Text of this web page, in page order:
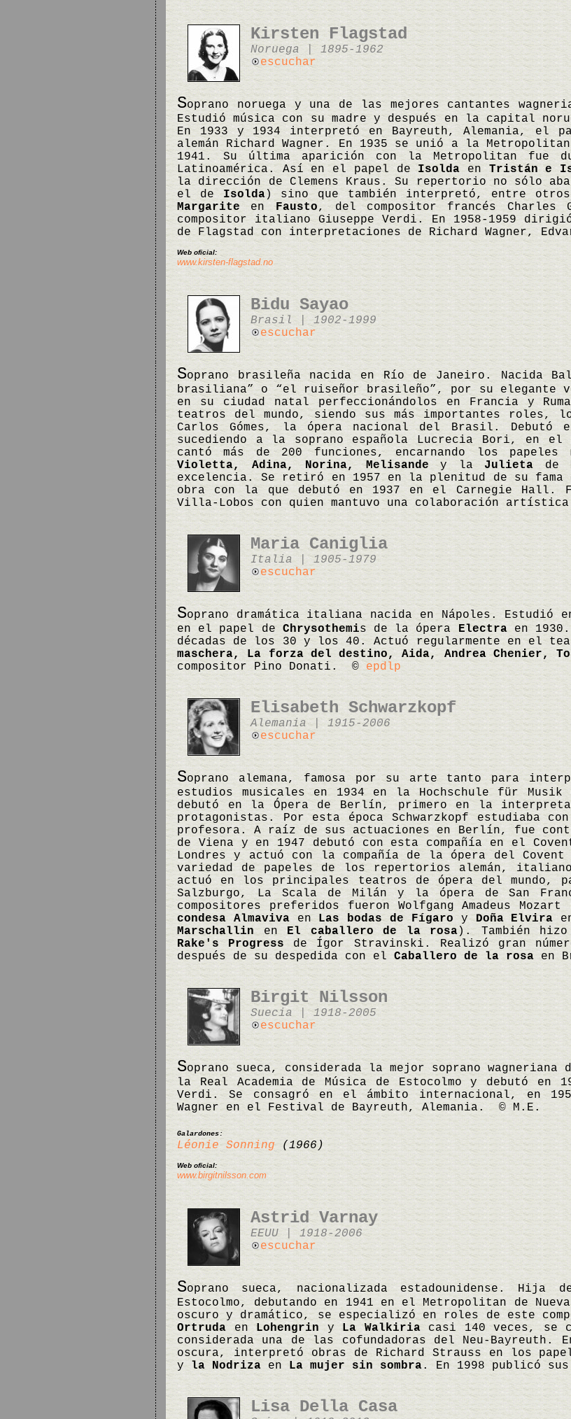
Kirsten Flagstad
Noruega | 1895-1962
escuchar
Soprano noruega y una de las mejores cantantes
Estudió música con su madre y después en la capital
En 1933 y 1934 interpretó en Bayreuth, Alemania, el
alemán Richard Wagner. En 1935 se unió a la Metropolitan
1941. Su última aparición con la Metropolitan fue
Latinoamérica. Así en el papel deIsolda en Tristán e
la dirección de Clemens Kraus. Su repertorio no sólo
el deIsolda) sino que también interpretó, entre
Margarite enFausto, del compositor francés Charles
compositor italiano Giuseppe Verdi. En 1958-1959
de Flagstad con interpretaciones de Richard Wagner,
Web oficial:
www.kirsten-flagstad.no
Bidu Sayao
Brasil | 1902-1999
escuchar
Soprano brasileña nacida en Río de Janeiro. Nacida
brasiliana” o “el ruiseñor brasileño”, por su elegante
en su ciudad natal perfeccionándolos en Francia y
teatros del mundo, siendo sus más importantes roles,
Carlos Gómes, la ópera nacional del Brasil. Debutó
sucediendo a la soprano española Lucrecia Bori, en
cantó más de 200 funciones, encarnando los papeles
Violetta, Adina, Norina, Melisande y la Julieta de
excelencia. Se retiró en 1957 en la plenitud de su fama
obra con la que debutó en 1937 en el Carnegie
Villa-Lobos con quien mantuvo una colaboración
Maria Caniglia
Italia | 1905-1979
escuchar
Soprano dramática italiana nacida en Nápoles. Estudió
en el papel de Chrysothemis de la ópera Electraen
décadas de los 30 y los 40. Actuó regularmente en el
maschera, La forza del destino, Aida, Andrea Chenier,
compositor Pino Donati. ©epdlp
Elisabeth Schwarzkopf
Alemania | 1915-2006
escuchar
Soprano alemana, famosa por su arte tanto para
estudios musicales en 1934 en la Hochschule für
debutó en la Ópera de Berlín, primero en la
protagonistas. Por esta época Schwarzkopf estudiaba
profesora. A raíz de sus actuaciones en Berlín, fue
de Viena y en 1947 debutó con esta compañía en el
Londres y actuó con la compañía de la ópera del
variedad de papeles de los repertorios alemán,
actuó en los principales teatros de ópera del mundo,
Salzburgo, La Scala de Milán y la ópera de San
compositores preferidos fueron Wolfgang Amadeus
condesa Almavivaen Las bodas de Fígaro yDoña Elvira
Marschallinen El caballero de la rosa). También
Rake's Progress de Ígor Stravinski. Realizó gran
después de su despedida con el Caballero de la rosa en
Birgit Nilsson
Suecia | 1918-2005
escuchar
Soprano sueca, considerada la mejor soprano
la Real Academia de Música de Estocolmo y debutó en
Verdi. Se consagró en el ámbito internacional, en
Wagner en el Festival de Bayreuth, Alemania. © M.E.
Galardones:
Léonie Sonning(1966)
Web oficial:
www.birgitnilsson.com
Astrid Varnay
EEUU | 1918-2006
escuchar
Soprano sueca, nacionalizada estadounidense.
Estocolmo, debutando en 1941 en el Metropolitan de
oscuro y dramático, se especializó en roles de este
Ortruda enLohengrin y La Walkiriacasi 140 veces, se
considerada una de las cofundadoras del Neu-
oscura, interpretó obras de Richard Strauss en los
y la Nodriza en La mujer sin sombra. En 1998 publicó
Lisa Della Casa